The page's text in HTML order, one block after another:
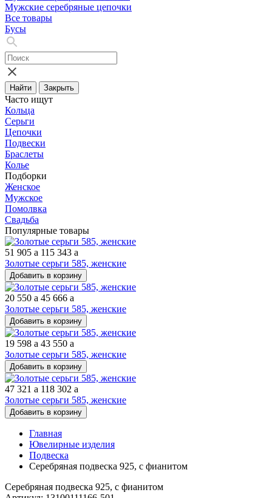
Мужские серебряные цепочки
Все товары
Бусы
Найти Закрыть
Часто ищут
Кольца
Серьги
Цепочки
Подвески
Браслеты
Колье
Подборки
Женское
Мужское
Помолвка
Свадьба
Популярные товары
51 905 a 115 343 a
Золотые серьги 585, женские
Добавить в корзину
20 550 a 45 666 a
Золотые серьги 585, женские
Добавить в корзину
19 598 a 43 550 a
Золотые серьги 585, женские
Добавить в корзину
47 321 a 118 302 a
Золотые серьги 585, женские
Добавить в корзину
Главная
Ювелирные изделия
Подвеска
Серебряная подвеска 925, с фианитом
Серебряная подвеска 925, с фианитом